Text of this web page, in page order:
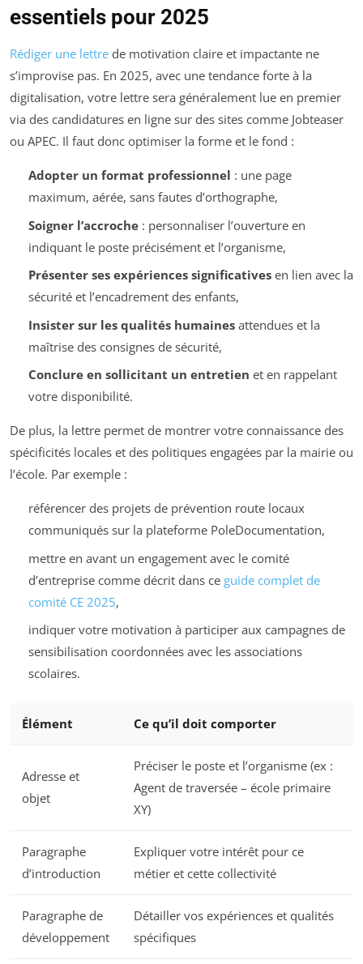
essentiels pour 2025
Rédiger une lettre de motivation claire et impactante ne
s’improvise pas. En 2025, avec une tendance forte à la
digitalisation, votre lettre sera généralement lue en premier
via des candidatures en ligne sur des sites comme Jobteaser
ou APEC. Il faut donc optimiser la forme et le fond :
Adopter un format professionnel : une page
maximum, aérée, sans fautes d’orthographe,
Soigner l’accroche: personnaliser l’ouverture en
indiquant le poste précisément et l’organisme,
Présenter ses expériences significativesen lien avec la
sécurité et l’encadrement des enfants,
Insister sur les qualités humainesattendues et la
maîtrise des consignes de sécurité,
Conclure en sollicitant un entretien et en rappelant
votre disponibilité.
De plus, la lettre permet de montrer votre connaissance des
spécificités locales et des politiques engagées par la mairie ou
l’école. Par exemple :
référencer des projets de prévention route locaux
communiqués sur la plateforme PoleDocumentation,
mettre en avant un engagement avec le comité
d’entreprise comme décrit dans ce guide complet de
comité CE 2025,
indiquer votre motivation à participer aux campagnes de
sensibilisation coordonnées avec les associations
scolaires.
Élément Ce qu’il doit comporter
Adresse et
objet
Préciser le poste et l’organisme (ex :
Agent de traversée – école primaire
XY)
Paragraphe
d’introduction
Expliquer votre intérêt pour ce
métier et cette collectivité
Paragraphe de
développement
Détailler vos expériences et qualités
spécifiques